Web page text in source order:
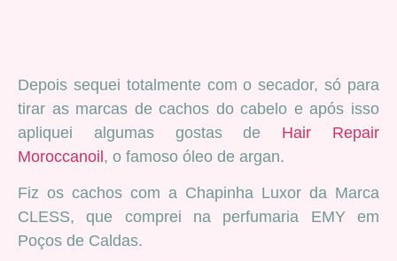
Depois sequei totalmente com o secador, só para
tirar as marcas de cachos do cabelo e após isso
apliquei algumas gostas de Hair Repair
Moroccanoil, o famoso óleo de argan.
Fiz os cachos com a Chapinha Luxor da Marca
CLESS, que comprei na perfumaria EMY em
Poços de Caldas.